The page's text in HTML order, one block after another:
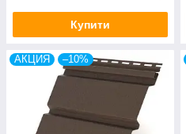
Купити
АКЦИЯ –10%